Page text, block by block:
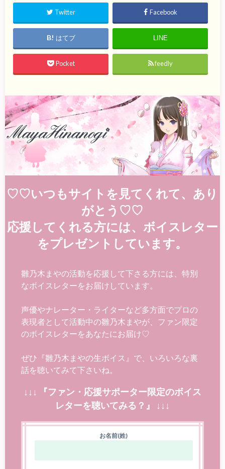
Twitter Facebook
はてブ LINE
Pocket feedly
♡♡いつもサイトを見てくれて、あり
がとう♡♡
応援してくれる方には、ボイスレター
をプレゼントしています。
雛乃木まやの活動を応援して下さる方には、特別
なボイスレターをお届けしています。
声優やナレーター・ライターなど多方面でプロの
表現者として活動中の雛乃木まやが、ファン限定
のボイスレターをあなたにお届け♡
ぜひ『雛乃木まやの生ボイス』で、いろいろな裏
話を聴いてみて下さいね。
↓↓↓ 『ファン・応援サポーター限定のボイス
レターを聴いてみる？』 ↓↓↓
お名前(姓)